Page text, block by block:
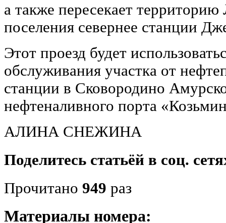
а также пересекает территорию
поселения севернее станции
Этот проезд будет
обслуживания участка от
станции в Сковородино
нефтеналивного порта
АЛИНА СНЕЖИНА
Поделитесь статьёй в соц.
Прочитано 949 раз
Материалы номера: